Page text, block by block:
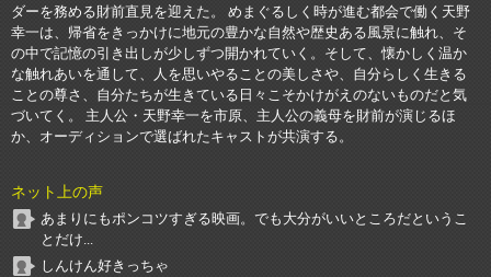
ダーを務める財前直見を迎えた。 めまぐるしく時が進む都会で働く天野
幸一は、帰省をきっかけに地元の豊かな自然や歴史ある風景に触れ、そ
の中で記憶の引き出しが少しずつ開かれていく。そして、懐かしく温か
な触れあいを通して、人を思いやることの美しさや、自分らしく生きる
ことの尊さ、自分たちが生きている日々こそかけがえのないものだと気
づいてく。 主人公・天野幸一を市原、主人公の義母を財前が演じるほ
か、オーディションで選ばれたキャストが共演する。
ネット上の声
あまりにもポンコツすぎる映画。でも大分がいいところだというこ
とだけ...
しんけん好きっちゃ